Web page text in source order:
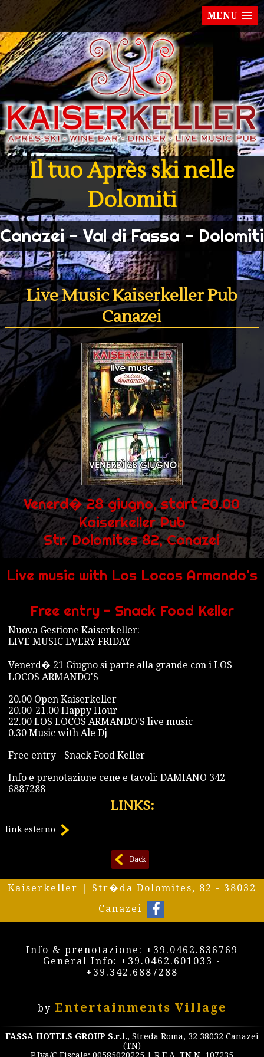
MENU
Il tuo Après ski nelle
Dolomiti
Canazei - Val di Fassa - Dolomiti
Live Music Kaiserkeller Pub
Canazei
Venerd� 28 giugno, start 20.00
Kaiserkeller Pub
Str. Dolomites 82, Canazei
Live music with Los Locos Armando's
Free entry - Snack Food Keller
Nuova Gestione Kaiserkeller:
LIVE MUSIC EVERY FRIDAY
Venerd� 21 Giugno si parte alla grande con i LOS
LOCOS ARMANDO'S
20.00 Open Kaiserkeller
20.00-21.00 Happy Hour
22.00 LOS LOCOS ARMANDO'S live music
0.30 Music with Ale Dj
Free entry - Snack Food Keller
Info e prenotazione cene e tavoli: DAMIANO 342
6887288
LINKS:
link esterno
Back
Kaiserkeller | Str�da Dolomites, 82 - 38032
Canazei
Info & prenotazione: +39.0462.836769
General Info: +39.0462.601033 -
+39.342.6887288
by Entertainments Village
FASSA HOTELS GROUP S.r.l., Streda Roma, 32 38032 Canazei
(TN)